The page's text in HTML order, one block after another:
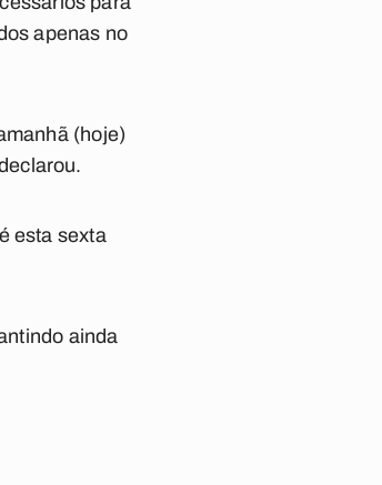
apenas no
(hoje)
esta sexta
ainda